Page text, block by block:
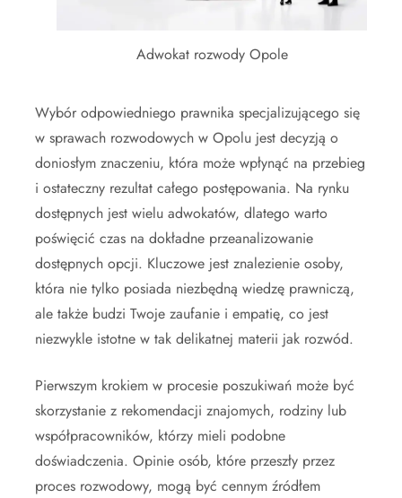
Adwokat rozwody Opole
Wybór odpowiedniego prawnika specjalizującego się
w sprawach rozwodowych w Opolu jest decyzją o
doniosłym znaczeniu, która może wpłynąć na przebieg
i ostateczny rezultat całego postępowania. Na rynku
dostępnych jest wielu adwokatów, dlatego warto
poświęcić czas na dokładne przeanalizowanie
dostępnych opcji. Kluczowe jest znalezienie osoby,
która nie tylko posiada niezbędną wiedzę prawniczą,
ale także budzi Twoje zaufanie i empatię, co jest
niezwykle istotne w tak delikatnej materii jak rozwód.
Pierwszym krokiem w procesie poszukiwań może być
skorzystanie z rekomendacji znajomych, rodziny lub
współpracowników, którzy mieli podobne
doświadczenia. Opinie osób, które przeszły przez
proces rozwodowy, mogą być cennym źródłem